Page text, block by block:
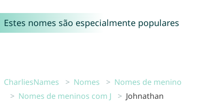
Estes nomes são especialmente populares
CharliesNames Nomes
Nomes de menino
Nomes de meninos com J
Johnathan